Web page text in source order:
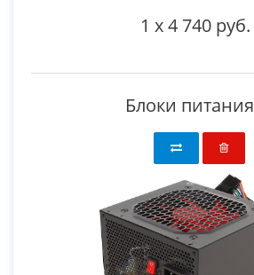
1 x4 740 руб.
Блоки питания